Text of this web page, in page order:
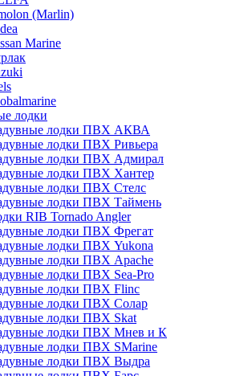
(Marlin)
Marine
лодки
лодки ПВХ АКВА
лодки ПВХ Ривьера
лодки ПВХ Адмирал
лодки ПВХ Хантер
лодки ПВХ Стелс
лодки ПВХ Таймень
RIB Tornado Angler
лодки ПВХ Фрегат
лодки ПВХ Yukona
лодки ПВХ Apache
лодки ПВХ Sea-Pro
лодки ПВХ Flinc
лодки ПВХ Солар
лодки ПВХ Skat
лодки ПВХ Мнев и К
лодки ПВХ SMarine
лодки ПВХ Выдра